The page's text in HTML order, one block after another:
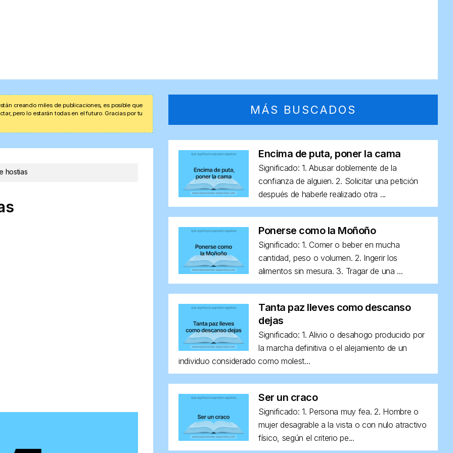
creando miles de publicaciones, es posible que
pero lo estarán todas en el futuro. Gracias por tu
hostias
MÁS BUSCADOS
Encima de puta, poner la cama
Significado: 1. Abusar doblemente de la
confianza de alguien. 2. Solicitar una petición
después de haberle realizado otra ...
Ponerse como la Moñoño
Significado: 1. Comer o beber en mucha
cantidad, peso o volumen. 2. Ingerir los
alimentos sin mesura. 3. Tragar de una ...
Tanta paz lleves como descanso
dejas
Significado: 1. Alivio o desahogo producido por
la marcha definitiva o el alejamiento de un
individuo considerado como molest...
Ser un craco
Significado: 1. Persona muy fea. 2. Hombre o
mujer desagrable a la vista o con nulo atractivo
físico, según el criterio pe...